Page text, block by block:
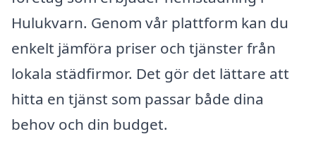
Hulukvarn. Genom vår plattform kan du
enkelt jämföra priser och tjänster från
lokala städfirmor. Det gör det lättare att
hitta en tjänst som passar både dina
behov och din budget.